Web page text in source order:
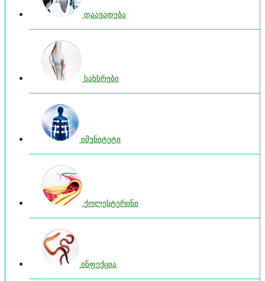
დაავადება
სახსრები
იმუნიტეტი
ქოლესტერინი
ინფექცია